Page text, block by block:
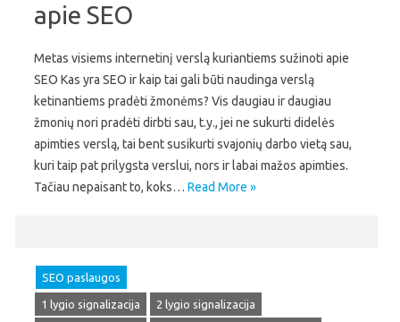
apie SEO
Metas visiems internetinį verslą kuriantiems sužinoti apie
SEO Kas yra SEO ir kaip tai gali būti naudinga verslą
ketinantiems pradėti žmonėms? Vis daugiau ir daugiau
žmonių nori pradėti dirbti sau, t.y., jei ne sukurti didelės
apimties verslą, tai bent susikurti svajonių darbo vietą sau,
kuri taip pat prilygsta verslui, nors ir labai mažos apimties.
Tačiau nepaisant to, koks… Read More »
SEO paslaugos
1 lygio signalizacija
2 lygio signalizacija